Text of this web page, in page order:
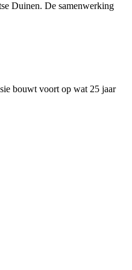
Duinen. De samenwerking
bouwt voort op wat 25 jaar